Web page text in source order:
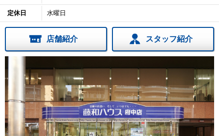
定休日 水曜日
店舗紹介 スタッフ紹介